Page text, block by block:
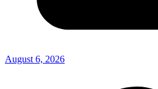
August 6, 2026